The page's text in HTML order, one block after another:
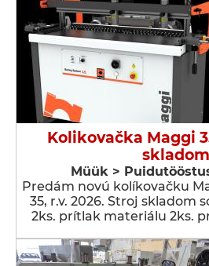
Kolikovačka Maggi
skladom
Müük >
Predám novú kolíkovačku
35, r.v. 2026. Stroj skladom
2ks. prítlak materiálu 2ks.